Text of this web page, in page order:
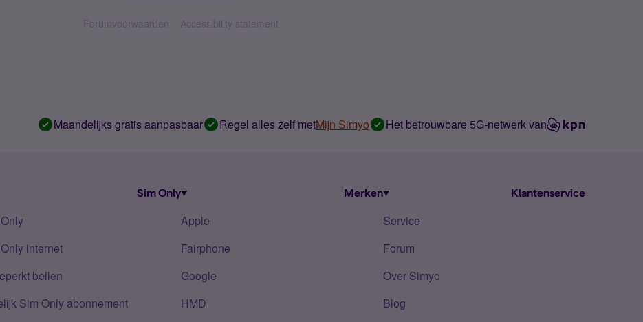
Forumvoorwaarden Accessibility statement
Maandelijks gratis aanpasbaar Regel alles zelf metMijn Simyo Het betrouwbare 5G-netwerk van
Sim Only
internet
bellen
Sim Only abonnement
Merken
Apple
Fairphone
Google
HMD
Klantenservice
Service
Forum
Over Simyo
Blog